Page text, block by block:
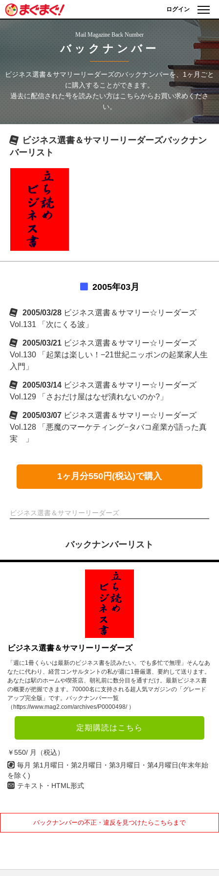
ログイン
Mail Magazine Back Number
バックナンバー
ビジネス選書＆サマリーリーダーズのバックナンバーを、1ヶ月ごと
に購入することができます。
過去に配信された号を読みたい方はこちらからお買い求めくださ
い。
ビジネス選書＆サマリーリーダーズバックナン
バーリスト
2005年03月
2005/03/28 ビジネス選書＆サマリー☆リーダーズ
Vol.131 「次にくる波」
2005/03/21 ビジネス選書＆サマリー☆リーダーズ
Vol.130 「起業は楽しい！−21世紀ニッポンの起業家人生
入門」
2005/03/14 ビジネス選書＆サマリー☆リーダーズ
Vol.129 「さおだけ屋はなぜ潰れないのか?」
2005/03/07 ビジネス選書＆サマリー☆リーダーズ
Vol.128 「悪魔のマーケティング−タバコ産業が語った真
実 」
1ヶ月分550円(税込)で購入
ビジネス選書＆サマリーリーダーズ
バックナンバーリスト
ビジネス選書＆サマリーリーダーズ
「週に1冊くらいは最新のビジネス書を読みたい。でも多忙で無理」そんなあ
なたに代わり、経営コンサルタントの私が週に1冊厳選、要約して送ります。
あなたは駅のホームや喫茶店、朝礼前に数分目を通すだけ。最新ビジネス書
の概要が把握できます。70000名に支持される超人気マガジンの「グレード
アップ完全版」です。バックナンバー一覧
（https://www.mag2.com/archives/P0000498/ ）
定期購読はこちら
￥550/ 月（税込）
毎月 第1月曜日・第2月曜日・第3月曜日・第4月曜日(年末年始
を除く)
テキスト・HTML形式
バックナンバーの不正・違反を見つけたらこちらまで